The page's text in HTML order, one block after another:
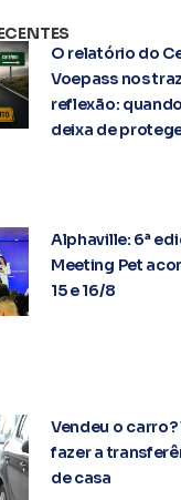
O relatório do
Voepass nos
reflexão:
deixa de
Alphaville: 6ª
Meeting Pet
15 e 16/8
Vendeu o
fazer a
de casa